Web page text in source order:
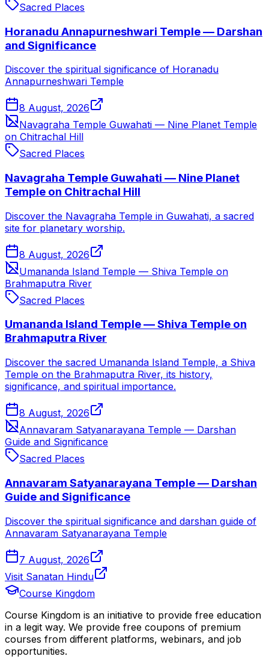
Sacred Places
Horanadu Annapurneshwari Temple — Darshan
and Significance
Discover the spiritual significance of Horanadu
Annapurneshwari Temple
8 August, 2026
Navagraha Temple Guwahati — Nine Planet Temple
on Chitrachal Hill
Sacred Places
Navagraha Temple Guwahati — Nine Planet
Temple on Chitrachal Hill
Discover the Navagraha Temple in Guwahati, a sacred
site for planetary worship.
8 August, 2026
Umananda Island Temple — Shiva Temple on
Brahmaputra River
Sacred Places
Umananda Island Temple — Shiva Temple on
Brahmaputra River
Discover the sacred Umananda Island Temple, a Shiva
Temple on the Brahmaputra River, its history,
significance, and spiritual importance.
8 August, 2026
Annavaram Satyanarayana Temple — Darshan
Guide and Significance
Sacred Places
Annavaram Satyanarayana Temple — Darshan
Guide and Significance
Discover the spiritual significance and darshan guide of
Annavaram Satyanarayana Temple
7 August, 2026
Visit Sanatan Hindu
Course Kingdom
Course Kingdom is an initiative to provide free education
in a legit way. We provide free coupons of premium
courses from different platforms, webinars, and job
opportunities.